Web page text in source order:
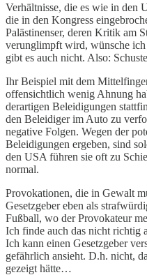
Verhältnisse, die es wie in den
die in den Kongress
Palästinenser, deren Kritik am
verunglimpft wird, wünsche
gibt es auch nicht. Also:
Ihr Beispiel mit dem
offensichtlich wenig Ahnung
derartigen Beleidigungen
den Beleidiger im Auto zu
negative Folgen. Wegen der
Beleidigungen ergeben, sind
den USA führen sie oft zu
normal.
Provokationen, die in Gewalt
Gesetzgeber eben als
Fußball, wo der Provokateur
Ich finde auch das nicht richtig
Ich kann einen Gesetzgeber
gefährlich ansieht. D.h. nicht,
gezeigt hätte…